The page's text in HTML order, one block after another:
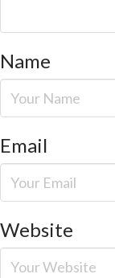
Name
Email
Website